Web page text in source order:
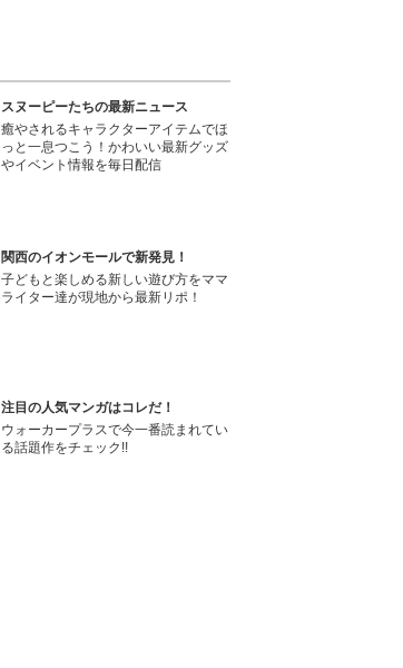
スヌーピーたちの最新ニュース
癒やされるキャラクターアイテムでほ
っと一息つこう！かわいい最新グッズ
やイベント情報を毎日配信
関西のイオンモールで新発見！
子どもと楽しめる新しい遊び方をママ
ライター達が現地から最新リポ！
注目の人気マンガはコレだ！
ウォーカープラスで今一番読まれてい
る話題作をチェック!!